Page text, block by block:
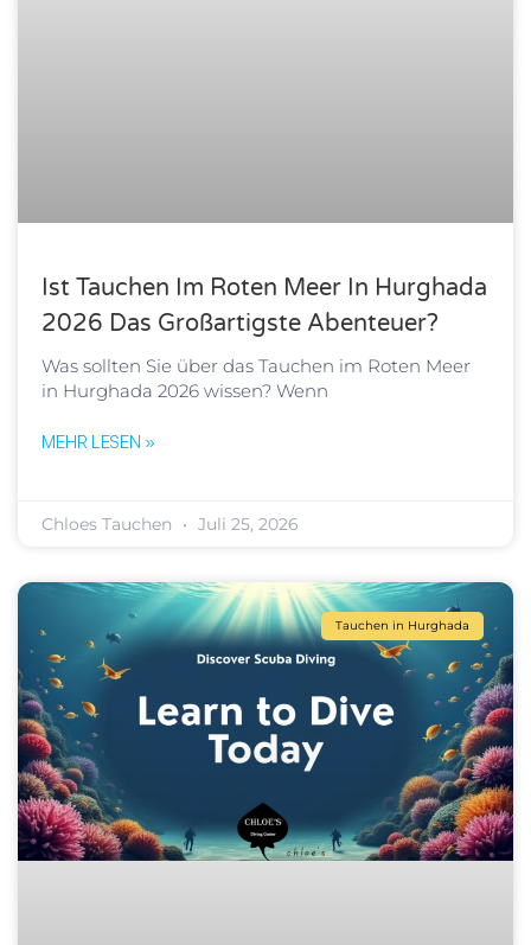
Ist Tauchen Im Roten Meer In Hurghada
2026 Das Großartigste Abenteuer?
Was sollten Sie über das Tauchen im Roten Meer
in Hurghada 2026 wissen? Wenn
MEHR LESEN »
Chloes Tauchen Juli 25, 2026
Tauchen in Hurghada